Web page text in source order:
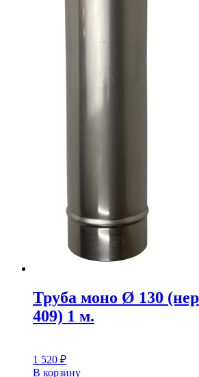
Труба моно Ø 130
409) 1 м.
1 520 ₽
В корзину